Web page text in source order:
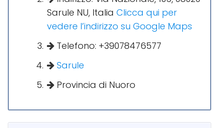
Sarule NU, Italia Clicca qui per
vedere l’indirizzo su Google Maps
Telefono: +39078476577
Sarule
Provincia di Nuoro